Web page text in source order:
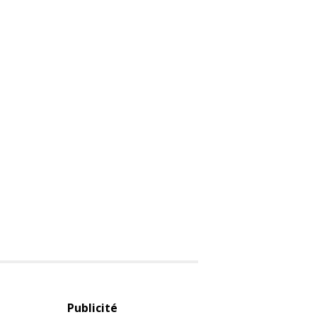
Publicité